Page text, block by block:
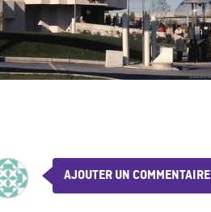
AJOUTER UN COMMENTAIRE